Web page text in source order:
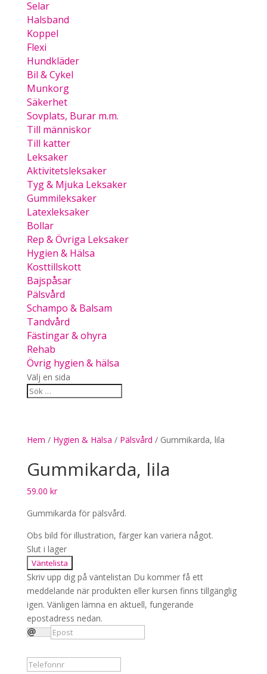
Selar
Halsband
Koppel
Flexi
Hundkläder
Bil & Cykel
Munkorg
Säkerhet
Sovplats, Burar m.m.
Till människor
Till katter
Leksaker
Aktivitetsleksaker
Tyg & Mjuka Leksaker
Gummileksaker
Latexleksaker
Bollar
Rep & Övriga Leksaker
Hygien & Hälsa
Kosttillskott
Bajspåsar
Pälsvård
Schampo & Balsam
Tandvård
Fästingar & ohyra
Rehab
Övrig hygien & hälsa
Välj en sida
Hem / Hygien & Hälsa / Pälsvård / Gummikarda, lila
Gummikarda, lila
59.00 kr
Gummikarda för pälsvård.
Obs bild för illustration, färger kan variera något.
Slut i lager
Väntelista
Skriv upp dig på väntelistan Du kommer få ett
meddelande när produkten eller kursen finns tillgänglig
igen. Vänligen lämna en aktuell, fungerande
epostadress nedan.